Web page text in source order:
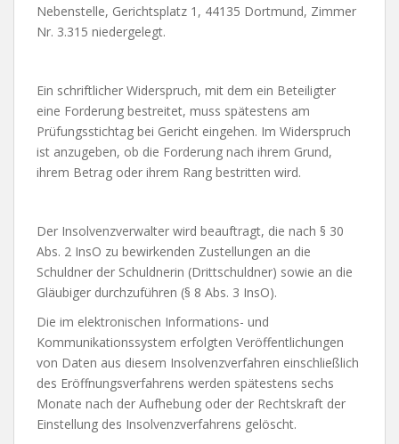
Nebenstelle, Gerichtsplatz 1, 44135 Dortmund, Zimmer
Nr. 3.315 niedergelegt.
Ein schriftlicher Widerspruch, mit dem ein Beteiligter
eine Forderung bestreitet, muss spätestens am
Prüfungsstichtag bei Gericht eingehen. Im Widerspruch
ist anzugeben, ob die Forderung nach ihrem Grund,
ihrem Betrag oder ihrem Rang bestritten wird.
Der Insolvenzverwalter wird beauftragt, die nach § 30
Abs. 2 InsO zu bewirkenden Zustellungen an die
Schuldner der Schuldnerin (Drittschuldner) sowie an die
Gläubiger durchzuführen (§ 8 Abs. 3 InsO).
Die im elektronischen Informations- und
Kommunikationssystem erfolgten Veröffentlichungen
von Daten aus diesem Insolvenzverfahren einschließlich
des Eröffnungsverfahrens werden spätestens sechs
Monate nach der Aufhebung oder der Rechtskraft der
Einstellung des Insolvenzverfahrens gelöscht.